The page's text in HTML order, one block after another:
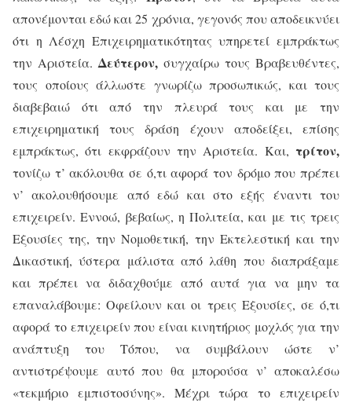
απονέμονται εδώ και 25 χρόνια, γεγονός που αποδεικνύει
ότι η Λέσχη Επιχειρηματικότητας υπηρετεί εμπράκτως
την Αριστεία. Δεύτερον, συγχαίρω τους Βραβευθέντες,
τους οποίους άλλωστε γνωρίζω προσωπικώς, και τους
διαβεβαιώ ότι από την πλευρά τους και με την
επιχειρηματική τους δράση έχουν αποδείξει, επίσης
εμπράκτως, ότι εκφράζουν την Αριστεία. Και, τρίτον,
τονίζω τ’ ακόλουθα σε ό,τι αφορά τον δρόμο που πρέπει
ν’ ακολουθήσουμε από εδώ και στο εξής έναντι του
επιχειρείν. Εννοώ, βεβαίως, η Πολιτεία, και με τις τρεις
Εξουσίες της, την Νομοθετική, την Εκτελεστική και την
Δικαστική, ύστερα μάλιστα από λάθη που διαπράξαμε
και πρέπει να διδαχθούμε από αυτά για να μην τα
επαναλάβουμε: Οφείλουν και οι τρεις Εξουσίες, σε ό,τι
αφορά το επιχειρείν που είναι κινητήριος μοχλός για την
ανάπτυξη του Τόπου, να συμβάλουν ώστε ν’
αντιστρέψουμε αυτό που θα μπορούσα ν’ αποκαλέσω
«τεκμήριο εμπιστοσύνης». Μέχρι τώρα το επιχειρείν